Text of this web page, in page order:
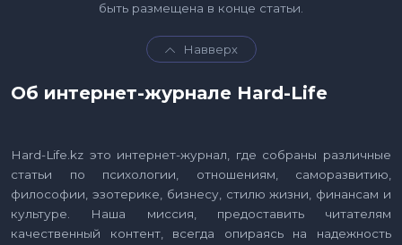
быть размещена в конце статьи.
Навверх
Об интернет-журнале Hard-Life
Hard-Life.kz это интернет-журнал, где собраны различные
статьи по психологии, отношениям, саморазвитию,
философии, эзотерике, бизнесу, стилю жизни, финансам и
культуре. Наша миссия, предоставить читателям
качественный контент, всегда опираясь на надежность